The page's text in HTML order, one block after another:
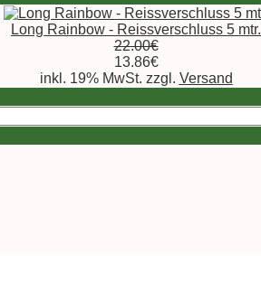
Long Rainbow - Reissverschluss 5 mtr.
22.00€
13.86€
inkl. 19% MwSt. zzgl. Versand